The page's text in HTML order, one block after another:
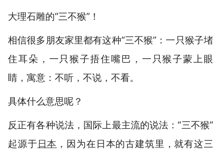
大理石雕的“三不猴”！
相信很多朋友家里都有这种“三不猴”：一只猴子堵
住耳朵，一只猴子捂住嘴巴，一只猴子蒙上眼
睛，寓意：不听，不说，不看。
具体什么意思呢？
反正有各种说法，国际上最主流的说法：“三不猴”
起源于日本 ，因为在日本的古建筑里，就有这三